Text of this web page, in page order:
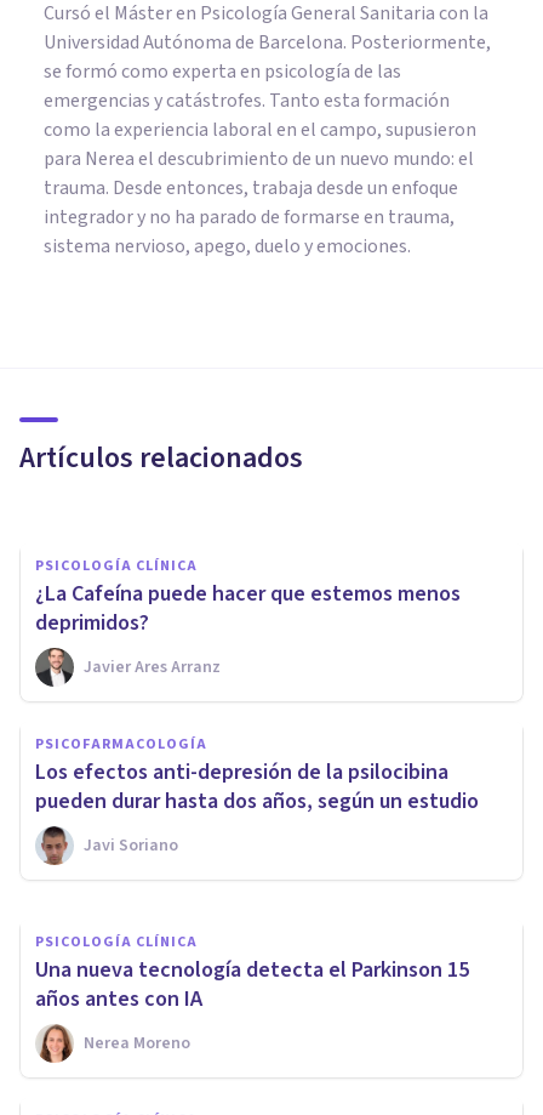
Cursó el Máster en Psicología General Sanitaria con la
Universidad Autónoma de Barcelona. Posteriormente,
se formó como experta en psicología de las
emergencias y catástrofes. Tanto esta formación
como la experiencia laboral en el campo, supusieron
para Nerea el descubrimiento de un nuevo mundo: el
trauma. Desde entonces, trabaja desde un enfoque
integrador y no ha parado de formarse en trauma,
sistema nervioso, apego, duelo y emociones.
Artículos relacionados
personas con Depresión
PSICOLOGÍA CLÍNICA
¿La Cafeína puede hacer que estemos menos
deprimidos?
Javier Ares Arranz
PSICOFARMACOLOGÍA
Los efectos anti-depresión de la psilocibina
pueden durar hasta dos años, según un estudio
Javi Soriano
Tu manera de respirar revela
cosas sobre tu salud mental
Javi Soriano
PSICOLOGÍA CLÍNICA
Una nueva tecnología detecta el Parkinson 15
años antes con IA
Nerea Moreno